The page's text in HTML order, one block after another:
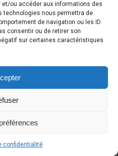
ou accéder aux informations des
technologies nous permettra de
de navigation ou les ID
consentir ou de retirer son
sur certaines caractéristiques
confidentialité